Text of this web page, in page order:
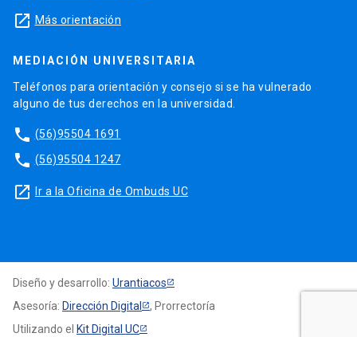
launch Más orientación
MEDIACIÓN UNIVERSITARIA
Teléfonos para orientación y consejo si se ha vulnerado
alguno de tus derechos en la universidad.
phone (56)95504 1691
phone (56)95504 1247
launch Ir a la Oficina de Ombuds UC
Diseño y desarrollo: Urantiacos
Asesoría: Dirección Digital
, Prorrectoría
Utilizando el Kit Digital UC